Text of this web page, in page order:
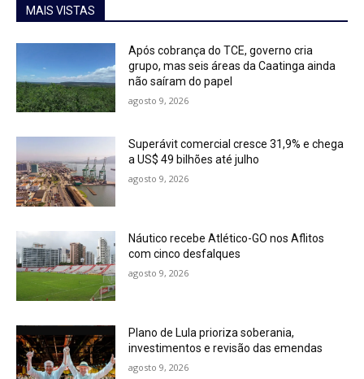
MAIS VISTAS
Após cobrança do TCE, governo cria
grupo, mas seis áreas da Caatinga ainda
não saíram do papel
agosto 9, 2026
Superávit comercial cresce 31,9% e chega
a US$ 49 bilhões até julho
agosto 9, 2026
Náutico recebe Atlético-GO nos Aflitos
com cinco desfalques
agosto 9, 2026
Plano de Lula prioriza soberania,
investimentos e revisão das emendas
agosto 9, 2026